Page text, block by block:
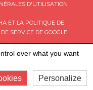
D'UTILISATION
ET LA POLITIQUE DE
SERVICEDE GOOGLE
over what you want
Personalize